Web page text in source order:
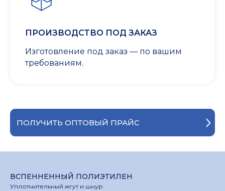
ПРОИЗВОДСТВО ПОД ЗАКАЗ
Изготовление под заказ — по вашим
требованиям.
ПОЛУЧИТЬ ОПТОВЫЙ ПРАЙС
ВСПЕННЕННЫЙ ПОЛИЭТИЛЕН
Уплотнительный жгут и шнур